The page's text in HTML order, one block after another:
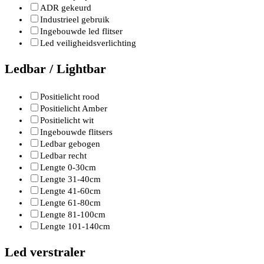
ADR gekeurd
Industrieel gebruik
Ingebouwde led flitser
Led veiligheidsverlichting
Ledbar / Lightbar
Positielicht rood
Positielicht Amber
Positielicht wit
Ingebouwde flitsers
Ledbar gebogen
Ledbar recht
Lengte 0-30cm
Lengte 31-40cm
Lengte 41-60cm
Lengte 61-80cm
Lengte 81-100cm
Lengte 101-140cm
Led verstraler